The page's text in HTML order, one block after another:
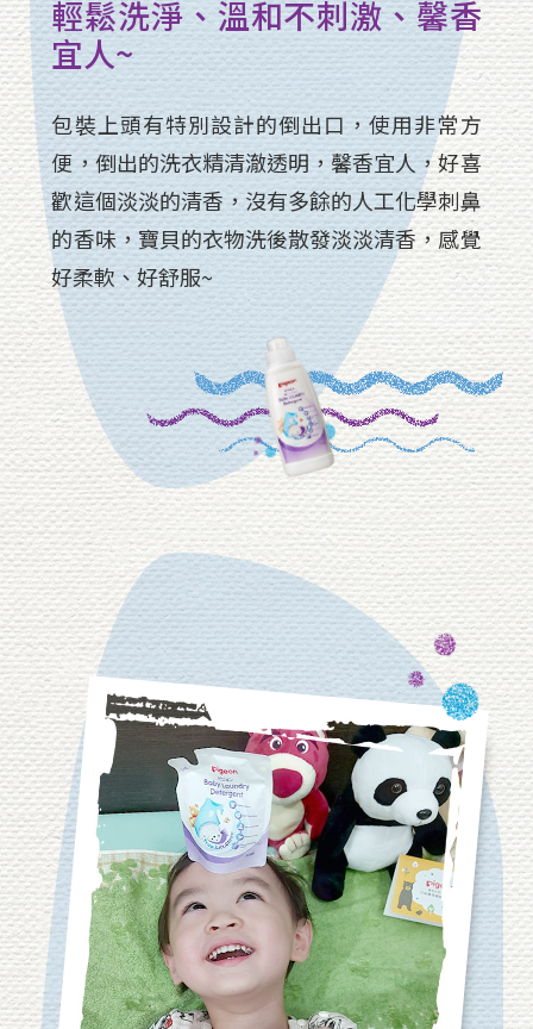
輕鬆洗淨、溫和不刺激、馨香
宜人~
包裝上頭有特別設計的倒出口，使用非常方
便，倒出的洗衣精清澈透明，馨香宜人，好喜
歡這個淡淡的清香，沒有多餘的人工化學刺鼻
的香味，寶貝的衣物洗後散發淡淡清香，感覺
好柔軟、好舒服~